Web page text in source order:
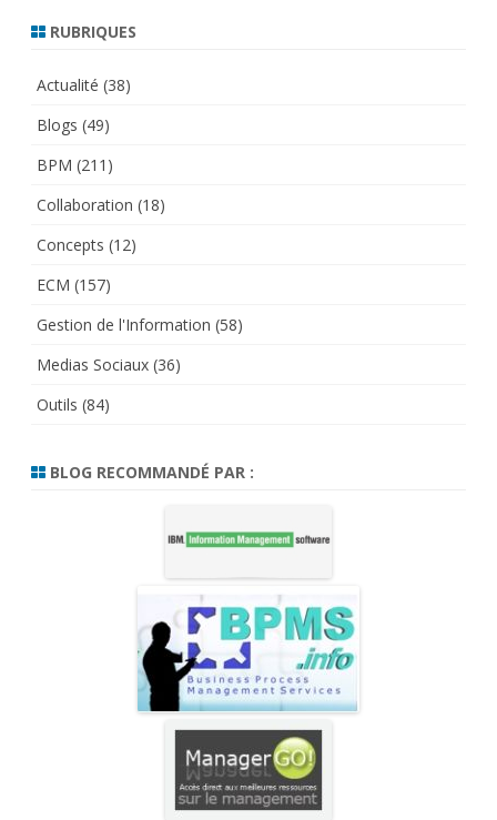
RUBRIQUES
Actualité (38)
Blogs (49)
BPM (211)
Collaboration (18)
Concepts (12)
ECM (157)
Gestion de l'Information (58)
Medias Sociaux (36)
Outils (84)
BLOG RECOMMANDÉ PAR :